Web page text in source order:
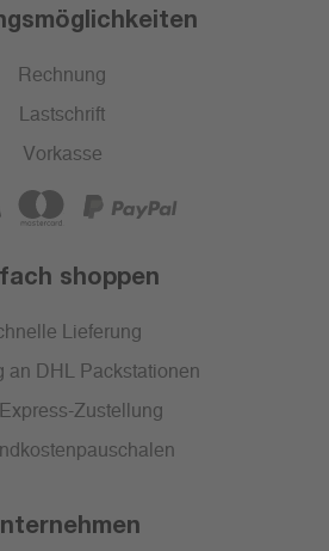
Rechnung
Lastschrift
Vorkasse
shoppen
Lieferung
an DHL Packstationen
Zustellung